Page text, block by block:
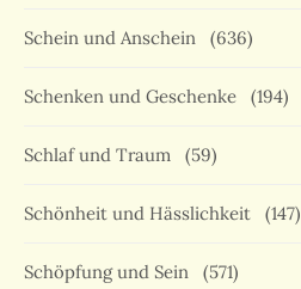
Schein und Anschein (636)
Schenken und Geschenke (194)
Schlaf und Traum (59)
Schönheit und Hässlichkeit (147)
Schöpfung und Sein (571)